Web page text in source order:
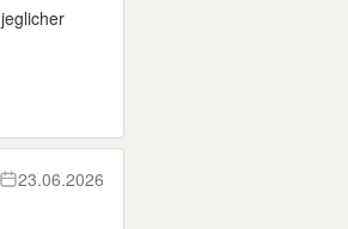
23.06.2026